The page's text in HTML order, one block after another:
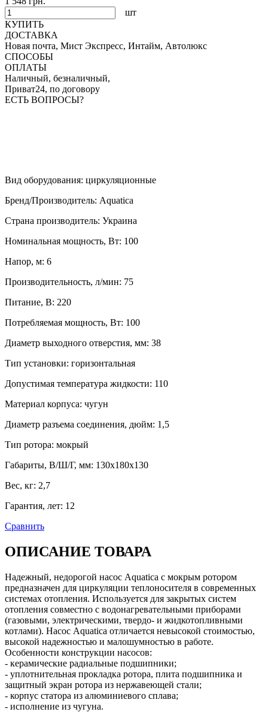
шт
КУПИТЬ
ДОСТАВКА
Новая почта, Мист Экспресс, Интайм, Автолюкс
СПОСОБЫ
ОПЛАТЫ
Наличный, безналичный,
Приват24, по договору
ЕСТЬ ВОПРОСЫ?
Вид оборудования: циркуляционные
Бренд/Производитель: Aquatica
Страна производитель: Украина
Номинальная мощность, Вт: 100
Напор, м: 6
Производительность, л/мин: 75
Питание, В: 220
Потребляемая мощность, Вт: 100
Диаметр выходного отверстия, мм: 38
Тип установки: горизонтальная
Допустимая температура жидкости: 110
Материал корпуса: чугун
Диаметр разъема соединения, дюйм: 1,5
Тип ротора: мокрый
Габариты, В/Ш/Г, мм: 130х180х130
Вес, кг: 2,7
Гарантия, лет: 12
Сравнить
ОПИСАНИЕ ТОВАРА
Надежный, недорогой насос Aquatica с мокрым ротором
предназначен для циркуляции теплоносителя в современных
системах отопления. Используется для закрытых систем
отопления совместно с водонагревательными приборами
(газовыми, электрическими, твердо- и жидкотопливными
котлами). Насос Aquatica отличается невысокой стоимостью,
высокой надежностью и малошумностью в работе.
Особенности конструкции насосов:
- керамические радиальные подшипники;
- уплотнительная прокладка ротора, плита подшипника и
защитный экран ротора из нержавеющей стали;
- корпус статора из алюминиевого сплава;
- исполнение из чугуна.